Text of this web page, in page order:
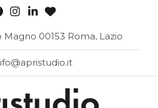
00153 Roma, Lazio